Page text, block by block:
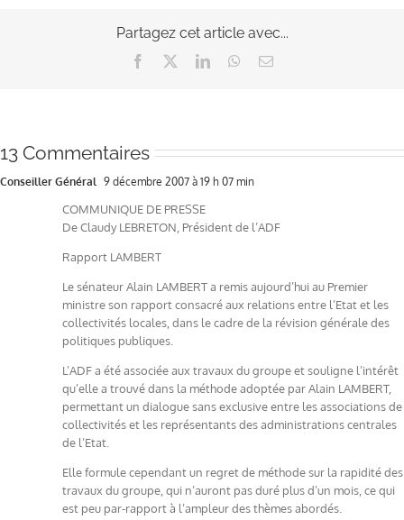
Partagez cet article avec...
Facebook LinkedInWhatsApp
Email
13 Commentaires
Conseiller Général 9 décembre 2007 à 19 h 07 min
COMMUNIQUE DE PRESSE
De Claudy LEBRETON, Président de l’ADF
Rapport LAMBERT
Le sénateur Alain LAMBERT a remis aujourd’hui au Premier
ministre son rapport consacré aux relations entre l’Etat et les
collectivités locales, dans le cadre de la révision générale des
politiques publiques.
L’ADF a été associée aux travaux du groupe et souligne l’intérêt
qu’elle a trouvé dans la méthode adoptée par Alain LAMBERT,
permettant un dialogue sans exclusive entre les associations de
collectivités et les représentants des administrations centrales
de l’Etat.
Elle formule cependant un regret de méthode sur la rapidité des
travaux du groupe, qui n’auront pas duré plus d’un mois, ce qui
est peu par-rapport à l’ampleur des thèmes abordés.